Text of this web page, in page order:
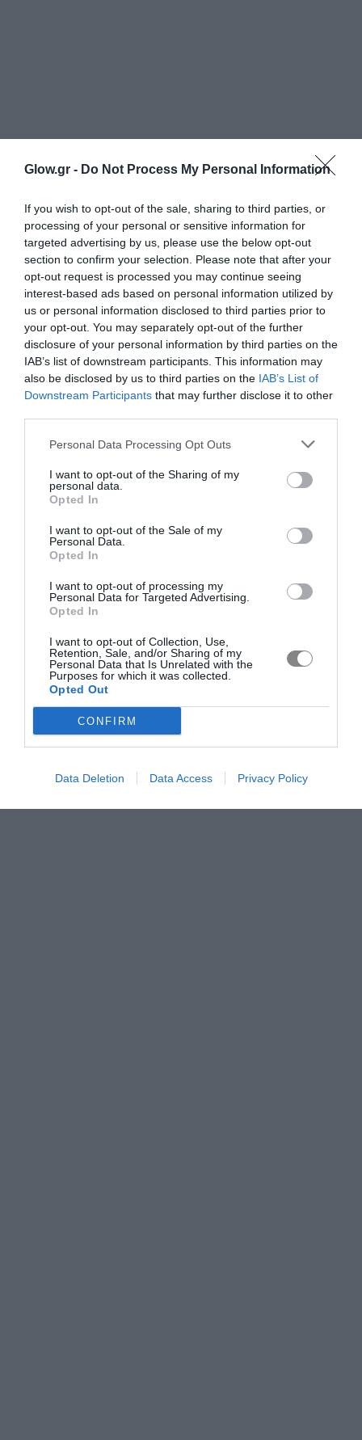
Glow.gr - Do Not Process My Personal Information
If you wish to opt-out of the sale, sharing to third parties, or
processing of your personal or sensitive information for
targeted advertising by us, please use the below opt-out
section to confirm your selection. Please note that after your
opt-out request is processed you may continue seeing
interest-based ads based on personal information utilized by
us or personal information disclosed to third parties prior to
your opt-out. You may separately opt-out of the further
disclosure of your personal information by third parties on the
IAB’s list of downstream participants. This information may
also be disclosed by us to third parties on the IAB’s List of
Downstream Participants that may further disclose it to other
Personal Data Processing Opt Outs
I want to opt-out of the Sharing of my
personal data.
Opted In
I want to opt-out of the Sale of my
Personal Data.
Opted In
I want to opt-out of processing my
Personal Data for Targeted Advertising.
Opted In
I want to opt-out of Collection, Use,
Retention, Sale, and/or Sharing of my
Personal Data that Is Unrelated with the
Purposes for which it was collected.
Opted Out
CONFIRM
Data Deletion Data Access Privacy Policy